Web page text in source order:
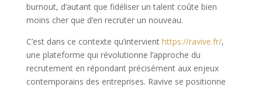
burnout, d’autant que fidéliser un talent coûte bien
moins cher que d’en recruter un nouveau.
C’est dans ce contexte qu’intervient https://ravive.fr/,
une plateforme qui révolutionne l’approche du
recrutement en répondant précisément aux enjeux
contemporains des entreprises. Ravive se positionne